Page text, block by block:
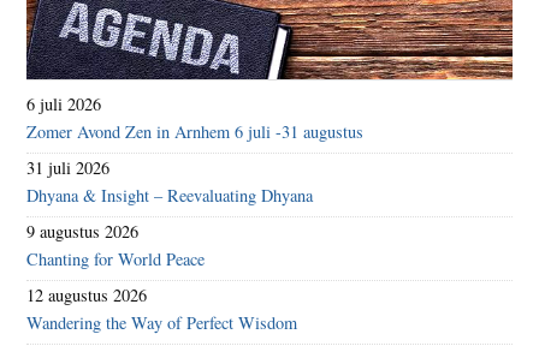
6 juli 2026
Zomer Avond Zen in Arnhem 6 juli -31 augustus
31 juli 2026
Dhyana & Insight – Reevaluating Dhyana
9 augustus 2026
Chanting for World Peace
12 augustus 2026
Wandering the Way of Perfect Wisdom